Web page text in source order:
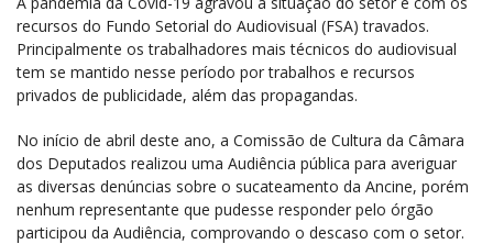
recursos do Fundo Setorial do Audiovisual (FSA) travados.
Principalmente os trabalhadores mais técnicos do audiovisual
tem se mantido nesse período por trabalhos e recursos
privados de publicidade, além das propagandas.
No início de abril deste ano, a Comissão de Cultura da Câmara
dos Deputados realizou uma Audiência pública para averiguar
as diversas denúncias sobre o sucateamento da Ancine, porém
nenhum representante que pudesse responder pelo órgão
participou da Audiência, comprovando o descaso com o setor.